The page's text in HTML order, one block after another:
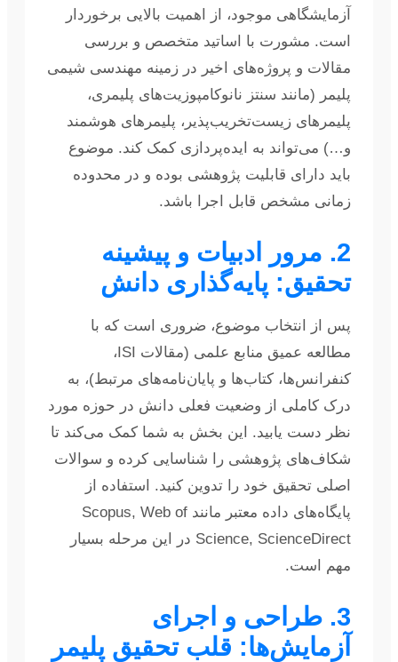
آزمایشگاهی موجود، از اهمیت بالایی برخوردار
است. مشورت با اساتید متخصص و بررسی
مقالات و پروژه‌های اخیر در زمینه مهندسی شیمی
پلیمر (مانند سنتز نانوکامپوزیت‌های پلیمری،
پلیمرهای زیست‌تخریب‌پذیر، پلیمرهای هوشمند
و…) می‌تواند به ایده‌پردازی کمک کند. موضوع
باید دارای قابلیت پژوهشی بوده و در محدوده
زمانی مشخص قابل اجرا باشد.
2. مرور ادبیات و پیشینه
تحقیق: پایه‌گذاری دانش
پس از انتخاب موضوع، ضروری است که با
مطالعه عمیق منابع علمی (مقالات ISI،
کنفرانس‌ها، کتاب‌ها و پایان‌نامه‌های مرتبط)، به
درک کاملی از وضعیت فعلی دانش در حوزه مورد
نظر دست یابید. این بخش به شما کمک می‌کند تا
شکاف‌های پژوهشی را شناسایی کرده و سوالات
اصلی تحقیق خود را تدوین کنید. استفاده از
پایگاه‌های داده معتبر مانند Scopus, Web of
Science, ScienceDirect در این مرحله بسیار
مهم است.
3. طراحی و اجرای
آزمایش‌ها: قلب تحقیق پلیمر